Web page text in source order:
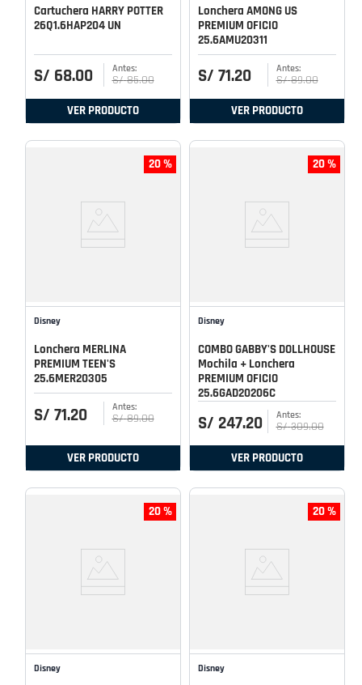
Cartuchera HARRY POTTER
26Q1.6HAP204 UN
S/ 68.00 S/ 85.00
VER PRODUCTO
Lonchera AMONG US
PREMIUM OFICIO
25.6AMU20311
S/ 71.20 S/ 89.00
VER PRODUCTO
20 %
Disney
Lonchera MERLINA
PREMIUM TEEN'S
25.6MER20305
S/ 71.20 S/ 89.00
VER PRODUCTO
20 %
Disney
COMBO GABBY'S DOLLHOUSE
Mochila + Lonchera
PREMIUM OFICIO
25.6GAD20206C
S/ 247.20 S/ 309.00
VER PRODUCTO
20 %
Disney
20 %
Disney